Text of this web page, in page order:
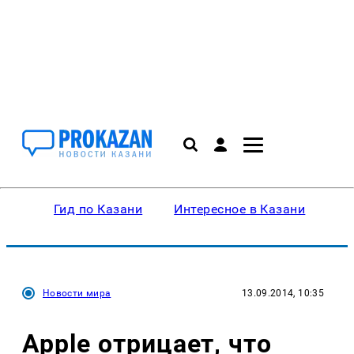
Гид по Казани Интересное в Казани
Новости мира 13.09.2014, 10:35
Apple отрицает, что